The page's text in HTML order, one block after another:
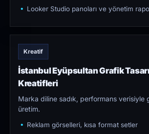
Looker Studio panoları ve yönetim
Kreatif
İstanbul Eyüpsultan Grafik
Kreatifleri
Marka diline sadık, performans verisiyle
üretim.
Reklam görselleri, kısa format setler